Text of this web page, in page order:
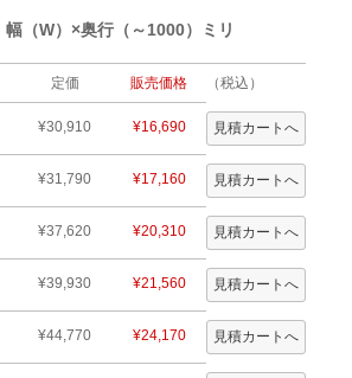
幅（W）×奥行（～1000）ミリ
定価 販売価格 （税込）
¥30,910 ¥16,690
¥31,790 ¥17,160
¥37,620 ¥20,310
¥39,930 ¥21,560
¥44,770 ¥24,170